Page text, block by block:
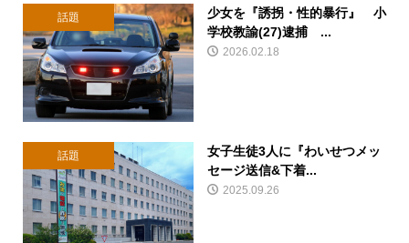
話題
少女を『誘拐・性的暴行』 小
学校教諭(27)逮捕 ...
2026.02.18
話題
女子生徒3人に『わいせつメッ
セージ送信&下着...
2025.09.26